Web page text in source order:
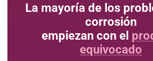
La mayoría de los
corrosión
empiezan con el
equivocado